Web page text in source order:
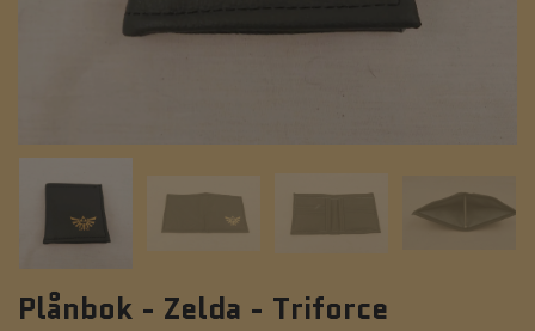
Plånbok - Zelda - Triforce